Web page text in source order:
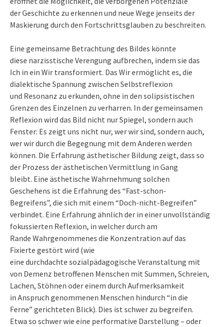
der Geschichte zu erkennen und neue Wege jenseits der
Maskierung durch den Fortschrittsglauben zu beschreiten.
Eine gemeinsame Betrachtung des Bildes könnte
diese narzisstische Verengung aufbrechen, indem sie das
Ich in ein Wir transformiert. Das Wir ermöglicht es, die
dialektische Spannung zwischen Selbstreflexion
und Resonanz zu erkunden, ohne in den solipsistischen
Grenzen des Einzelnen zu verharren. In der gemeinsamen
Reflexion wird das Bild nicht nur Spiegel, sondern auch
Fenster: Es zeigt uns nicht nur, wer wir sind, sondern auch,
wer wir durch die Begegnung mit dem Anderen werden
können. Die Erfahrung ästhetischer Bildung zeigt, dass so
der Prozess der ästhetischen Vermittlung in Gang
bleibt. Eine ästhetische Wahrnehmung solchen
Geschehens ist die Erfahrung des “Fast-schon-
Begreifens”, die sich mit einem “Doch-nicht-Begreifen”
verbindet. Eine Erfahrung ähnlich der in einer unvollständig
fokussierten Reflexion, in welcher durch am
Rande Wahrgenommenes die Konzentration auf das
Fixierte gestört wird (wie
eine durchdachte sozialpädagogische Veranstaltung mit
von Demenz betroffenen Menschen mit Summen, Schreien,
Lachen, Stöhnen oder einem durch Aufmerksamkeit
in Anspruch genommenen Menschen hindurch “in die
Ferne” gerichteten Blick). Dies ist schwer zu begreifen.
Etwa so schwer wie eine performative Darstellung – oder